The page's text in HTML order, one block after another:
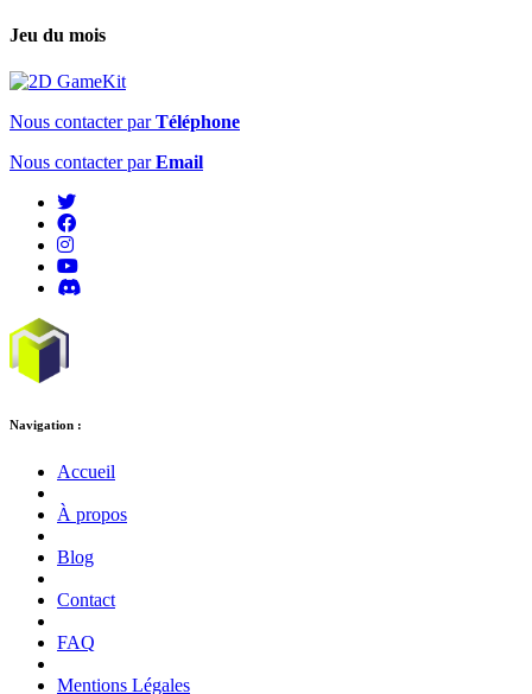
Jeu du mois
Nous contacter parTéléphone
Nous contacter parEmail
Navigation :
Accueil
À propos
Blog
Contact
FAQ
Mentions Légales